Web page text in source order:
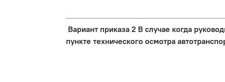
Вариант приказа 2 В случае когда
пункте технического осмотра